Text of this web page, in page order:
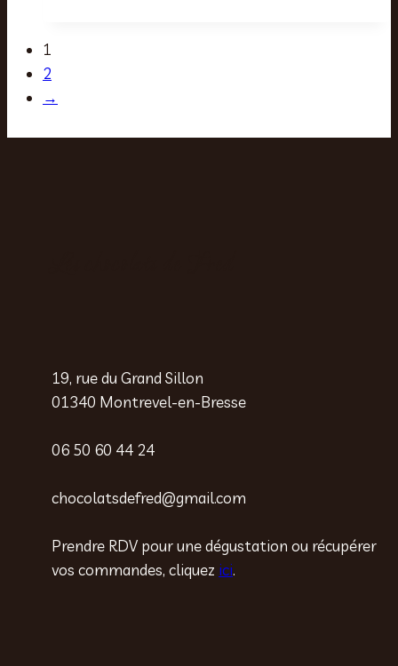
1
2
→
19, rue du Grand Sillon
01340 Montrevel-en-Bresse
06 50 60 44 24
chocolatsdefred@gmail.com
Prendre RDV pour une dégustation ou récupérer
vos commandes, cliquez ici.